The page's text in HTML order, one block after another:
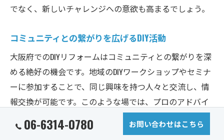
でなく、新しいチャレンジへの意欲も高まるでしょう。
コミュニティとの繋がりを広げるDIY活動
大阪府でのDIYリフォームはコミュニティとの繋がりを深
める絶好の機会です。地域のDIYワークショップやセミナ
ーに参加することで、同じ興味を持つ人々と交流し、情
報交換が可能です。このような場では、プロのアドバイ
スを受けつつ、お互いにアイデアを共有し合うことがで
きます。また、DIYプロジェクトを通じて得た知識を地元
06-6314-0780 お問い合わせはこちら